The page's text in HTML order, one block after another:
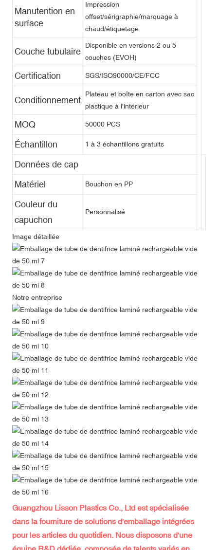
Manutention en
surface
Impression
offset/sérigraphie/marquage à
chaud/étiquetage
Couche tubulaire
Disponible en versions 2 ou 5
couches (EVOH)
Certification SGS/ISO90000/CE/FCC
Conditionnement
Plateau et boîte en carton avec sac
plastique à l'intérieur
MOQ 50000 PCS
Échantillon 1 à 3 échantillons gratuits
Données de cap
Matériel
Bouchon en PP
Couleur du
capuchon
Personnalisé
Image détaillée
Notre entreprise
Guangzhou Lisson Plastics Co., Ltd est spécialisée
dans la fourniture de solutions d'emballage intégrées
pour les articles du quotidien. Nous disposons d'une